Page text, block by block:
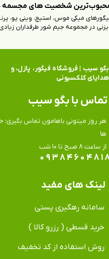
میکی موس، استیچ، وینی
در مجموعه جیم شور طرفداران زیادی
شخصیت های مجسمه
تماس​​​​​​​ با بگو سیب
هر روز میتونی باهامون تماس
ها
​​​​​​​از ساعت ۸ صبح تا ۱۰ شب
بگو سیب | فروشگاه فیگور، پازل، و
هدایای کلکسیونی
لینک های مفید
سامانه رهگیری پستی
خرید قسطی ( رزرو کالا )
روش استفاده از کد تخفیف